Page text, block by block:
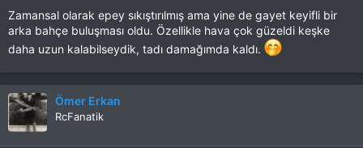
Zamansal olarak epey sıkıştırılmış ama yine de gayet keyifli bir
arka bahçe buluşması oldu. Özellikle hava çok güzeldi keşke
daha uzun kalabilseydik, tadı damağımda kaldı.
Ömer Erkan
RcFanatik